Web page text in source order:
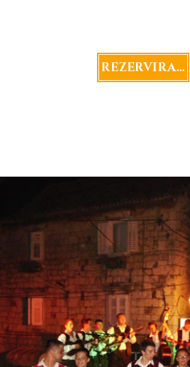
REZERVIRAJTE SADA